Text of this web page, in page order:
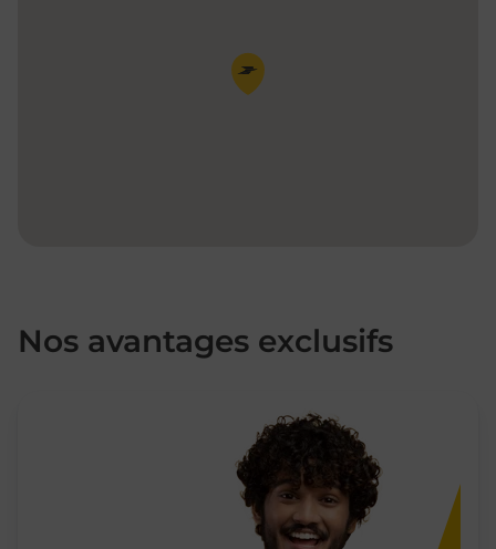
Pin de la carte
Nos avantages exclusifs